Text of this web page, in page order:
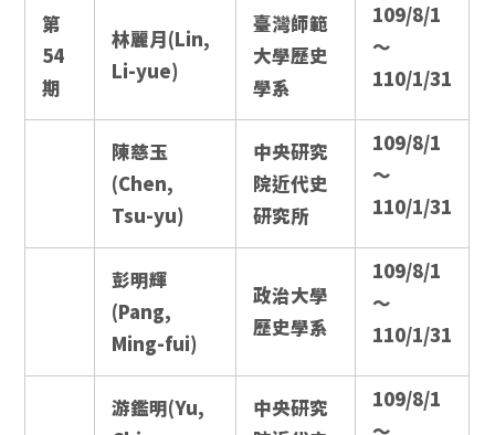
第
54
期
林麗月(Lin,
Li-yue)
臺灣師範
大學歷史
學系
109/8/1
～
110/1/31
陳慈玉
(Chen,
Tsu-yu)
中央研究
院近代史
研究所
109/8/1
～
110/1/31
彭明輝
(Pang,
Ming-fui)
政治大學
歷史學系
109/8/1
～
110/1/31
游鑑明(Yu,
中央研究
109/8/1